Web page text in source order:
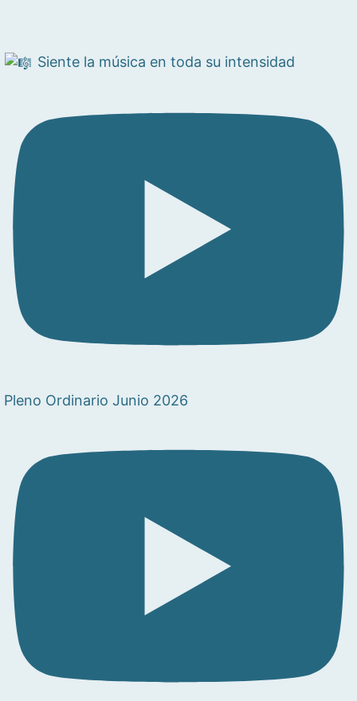
Siente la música en toda su intensidad
Pleno Ordinario Junio 2026